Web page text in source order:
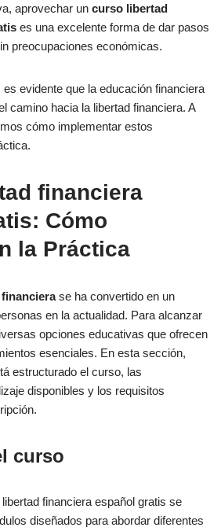
aprovechar un curso libertad
es una excelente forma de dar pasos
preocupaciones económicas.
evidente que la educación financiera
camino hacia la libertad financiera. A
cómo implementar estos
financiera
Cómo
la Práctica
se ha convertido en un
en la actualidad. Para alcanzar
opciones educativas que ofrecen
esenciales. En esta sección,
estructurado el curso, las
disponibles y los requisitos
curso
financiera español gratis se
diseñados para abordar diferentes